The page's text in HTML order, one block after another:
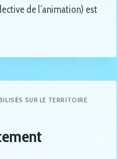
de l’animation) est
SUR LE TERRITOIRE